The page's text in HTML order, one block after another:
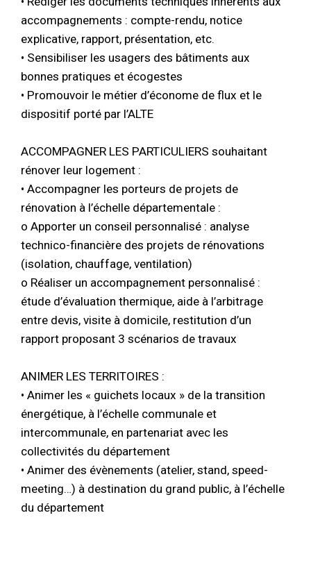
accompagnements : compte-rendu, notice
explicative, rapport, présentation, etc.
• Sensibiliser les usagers des bâtiments aux
bonnes pratiques et écogestes
• Promouvoir le métier d’économe de flux et le
dispositif porté par l’ALTE
ACCOMPAGNER LES PARTICULIERS souhaitant
rénover leur logement :
• Accompagner les porteurs de projets de
rénovation à l’échelle départementale :
o Apporter un conseil personnalisé : analyse
technico-financière des projets de rénovations
(isolation, chauffage, ventilation)
o Réaliser un accompagnement personnalisé :
étude d’évaluation thermique, aide à l’arbitrage
entre devis, visite à domicile, restitution d’un
rapport proposant 3 scénarios de travaux
ANIMER LES TERRITOIRES :
• Animer les « guichets locaux » de la transition
énergétique, à l’échelle communale et
intercommunale, en partenariat avec les
collectivités du département
• Animer des évènements (atelier, stand, speed-
meeting…) à destination du grand public, à l’échelle
du département